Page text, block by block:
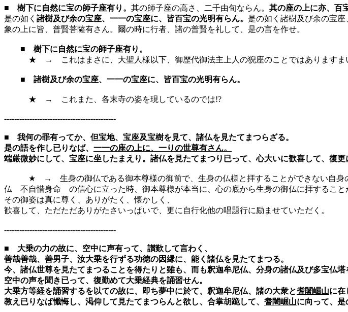
■ 樹下に自然に宝の師子座有り。 其の師子座の高さ、二千由旬ならん。 其の座の上に亦、百
是の如く 諸樹及び余の宝座、一一の宝座に、皆百宝の光明有らん。 是の如く諸樹及び余の宝座
象の上に皆、普賢菩薩有さん。爾の時に行者、諸の普賢を礼して、是の言を作せ。
■ 樹下に自然に宝の師子座有り。
★ → これはまさに、大聖人様以下、御歴代御法主上人の猊座のことではありますま
■ 諸樹及び余の宝座、一一の宝座に、皆百宝の光明有らん。
★ → これまた、各末寺の姿を現しているのでは!?
--------------------------------------------
■ 我何の罪有ってか、但宝地、宝座及宝樹を見て、諸仏を見たてまつらざる。
是の語を作し已りなば、 一一の座の上に、一りの世尊有さん。
端厳微妙にして、宝座に坐したまえり。諸仏を見たてまつり已って、心大いに歓喜して、復更
★ → 生身の御仏である御本尊様の御前で、生身の仏様と拝することができない自身の
仏 不自惜身命 の信心に立った時、御本尊様が本当に、心の底から生身の御仏に拝すること
その御姿は真に尊く、ありがたく、懐かしく、
歓喜して、ただただありがたさいっぱいで、更に自行化他の唱題行に励ませていただく。
--------------------------------------------
■ 大乗の力の故に、空中に声有って、讃歎して言わく、
善哉善哉、善男子、汝大乗を行ずる功徳の因縁に、能く諸仏を見たてまつる。
今、諸仏世尊を見たてまつることを得たりと雖も、而も釈迦牟尼仏、分身の諸仏及び多宝仏塔
空中の声を聞き已って、復勤めて大乗経典を誦習せん。
大乗方等経を誦習するを以ての故に、即ち夢中に於て、釈迦牟尼仏、諸の大衆と耆闍崛山に在
教え已りなば懺悔し、渇仰して見たてまつらんと欲し、合掌胡跪して、 耆闍崛山に向って、是